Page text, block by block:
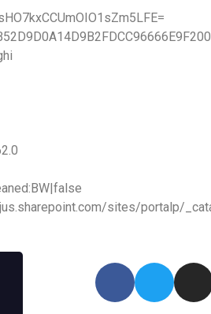
sites/portalp/